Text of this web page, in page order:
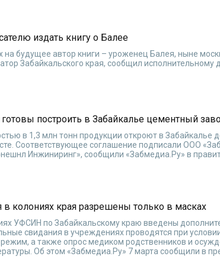
издать книгу о Балее
на будущее автор книги – уроженец Балея, ныне
Забайкальского края, сообщил исполнительному
построить в Забайкалье цементный
в 1,3 млн тонн продукции откроют в Забайкалье
Соответствующее соглашение подписали ООО
Инжиниринг», сообщили «Забмедиа.Ру» в
колониях края разрешены только в масках
УФСИН по Забайкальскому краю введены
свидания в учреждениях проводятся при
а также опрос медиком родственников и
Об этом «Забмедиа.Ру» 7 марта сообщили в